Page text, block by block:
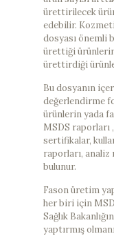
ürettirilecek
edebilir.
dosyası önemli
ürettiği
ürettirdiği
Bu dosyanın
değerlendirme
ürünlerin yada
MSDS raporları
sertifikalar,
raporları,
bulunur.
Fason üretim
her biri için
Sağlık
yaptırmış